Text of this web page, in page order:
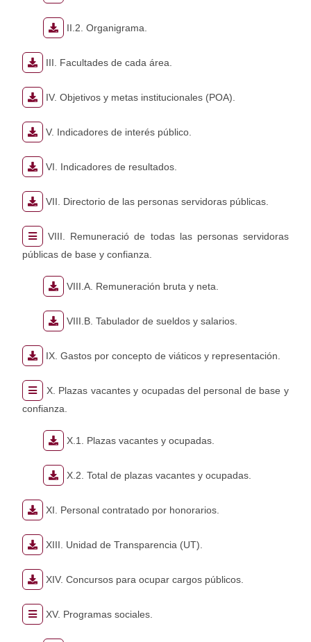
II.2. Organigrama.
III. Facultades de cada área.
IV. Objetivos y metas institucionales (POA).
V. Indicadores de interés público.
VI. Indicadores de resultados.
VII. Directorio de las personas servidoras públicas.
VIII. Remuneració de todas las personas servidoras
públicas de base y confianza.
VIII.A. Remuneración bruta y neta.
VIII.B. Tabulador de sueldos y salarios.
IX. Gastos por concepto de viáticos y representación.
X. Plazas vacantes y ocupadas del personal de base y
confianza.
X.1. Plazas vacantes y ocupadas.
X.2. Total de plazas vacantes y ocupadas.
XI. Personal contratado por honorarios.
XIII. Unidad de Transparencia (UT).
XIV. Concursos para ocupar cargos públicos.
XV. Programas sociales.